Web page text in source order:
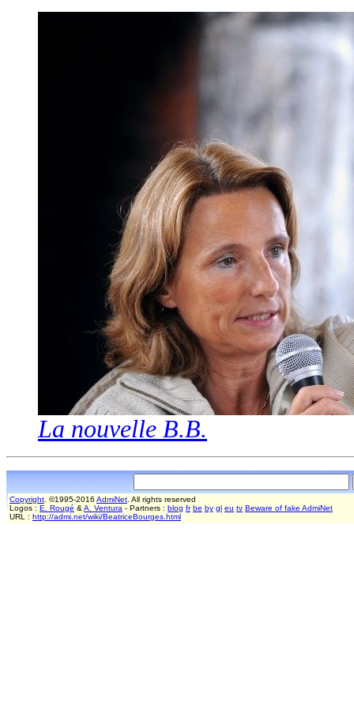
La nouvelle B.B.
Copyright. ©1995-2016 AdmiNet. All rights reserved
Logos : E. Rougé &A. Ventura - Partners : blog fr be by gl eu tv Beware of fake AdmiNet
URL : http://admi.net/wiki/BeatriceBourges.html